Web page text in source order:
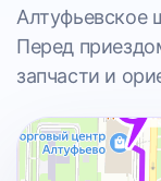
Алтуфьевское
Перед
запчасти и